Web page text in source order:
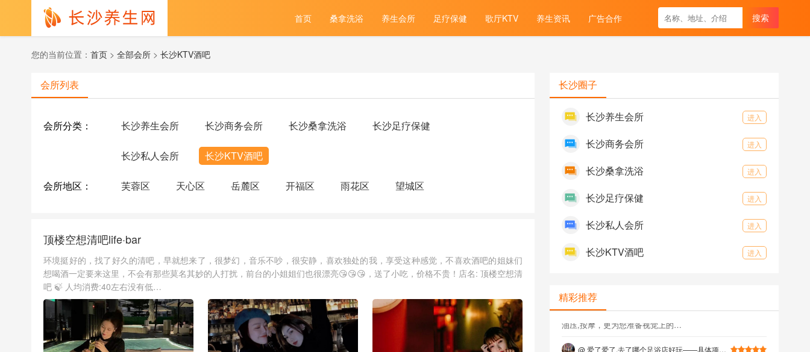
首页 桑拿洗浴 养生会所 足疗保健 歌厅KTV 养生资讯 广告合作
您的当前位置： 首页 > 全部会所 > 长沙KTV酒吧
会所列表
会所分类： 长沙养生会所 长沙商务会所 长沙桑拿洗浴 长沙足疗保健
长沙私人会所 长沙KTV酒吧
会所地区： 芙蓉区 天心区 岳麓区 开福区 雨花区 望城区
顶楼空想清吧life·bar
环境挺好的，找了好久的清吧，早就想来了，很梦幻，音乐不吵，很安静，喜欢独处的我，享受这种感觉，不喜欢酒吧的姐妹们
想喝酒一定要来这里，不会有那些莫名其妙的人打扰，前台的小姐姐们也很漂亮😘😘😘，送了小吃，价格不贵！店名: 顶楼空想清
吧 🍃 人均消费:40左右没有低…
长沙圈子
长沙养生会所 进入
长沙商务会所 进入
长沙桑拿洗浴 进入
长沙足疗保健 进入
长沙私人会所 进入
长沙KTV酒吧 进入
精彩推荐
@ 长沙桑拿会所 好玩的 好耍的 都有
这里不仅仅是桑拿,私人茶道,高端水疗,洗浴,特色spa,催眠,